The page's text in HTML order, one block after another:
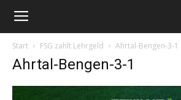
Start FSG zahlt Lehrgeld Ahrtal-Bengen-3-1
Ahrtal-Bengen-3-1